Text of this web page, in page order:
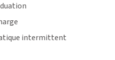
intermittent